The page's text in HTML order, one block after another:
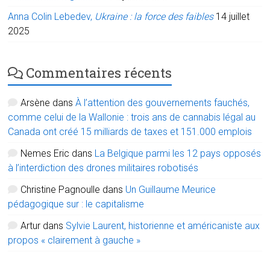
Anna Colin Lebedev, Ukraine : la force des faibles 14 juillet
2025
Commentaires récents
Arsène dansÀ l’attention des gouvernements fauchés,
comme celui de la Wallonie : trois ans de cannabis légal au
Canada ont créé 15 milliards de taxes et 151.000 emplois
Nemes Eric dans La Belgique parmi les 12 pays opposés
à l’interdiction des drones militaires robotisés
Christine Pagnoulle dans Un Guillaume Meurice
pédagogique sur : le capitalisme
Artur dans Sylvie Laurent, historienne et américaniste aux
propos « clairement à gauche »